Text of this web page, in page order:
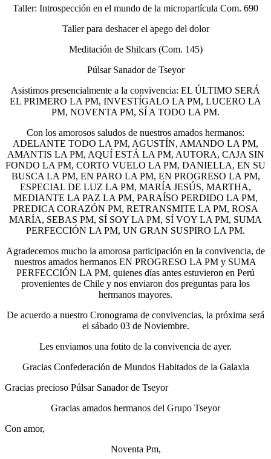
Taller: Introspección en el mundo de la micropartícula Com. 690
Taller para deshacer el apego del dolor
Meditación de Shilcars (Com. 145)
Púlsar Sanador de Tseyor
Asistimos presencialmente a la convivencia: EL ÚLTIMO SERÁ
EL PRIMERO LA PM, INVESTÍGALO LA PM, LUCERO LA
PM, NOVENTA PM, SÍ A TODO LA PM.
Con los amorosos saludos de nuestros amados hermanos:
ADELANTE TODO LA PM, AGUSTÍN, AMANDO LA PM,
AMANTIS LA PM, AQUÍ ESTÁ LA PM, AUTORA, CAJA SIN
FONDO LA PM, CORTO VUELO LA PM, DANIELLA, EN SU
BUSCA LA PM, EN PARO LA PM, EN PROGRESO LA PM,
ESPECIAL DE LUZ LA PM, MARÍA JESÚS, MARTHA,
MEDIANTE LA PAZ LA PM, PARAÍSO PERDIDO LA PM,
PREDICA CORAZÓN PM, RETRANSMITE LA PM, ROSA
MARÍA, SEBAS PM, SÍ SOY LA PM, SÍ VOY LA PM, SUMA
PERFECCIÓN LA PM, UN GRAN SUSPIRO LA PM.
Agradecemos mucho la amorosa participación en la convivencia, de
nuestros amados hermanos EN PROGRESO LA PM y SUMA
PERFECCIÓN LA PM, quienes días antes estuvieron en Perú
provenientes de Chile y nos enviaron dos preguntas para los
hermanos mayores.
De acuerdo a nuestro Cronograma de convivencias, la próxima será
el sábado 03 de Noviembre.
Les enviamos una fotito de la convivencia de ayer.
Gracias Confederación de Mundos Habitados de la Galaxia
Gracias precioso Púlsar Sanador de Tseyor
Gracias amados hermanos del Grupo Tseyor
Con amor,
Noventa Pm,